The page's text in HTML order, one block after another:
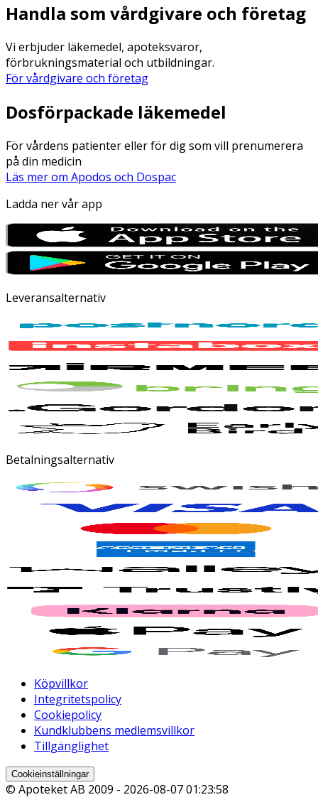
Handla som vårdgivare och företag
Vi erbjuder läkemedel, apoteksvaror,
förbrukningsmaterial och utbildningar.
För vårdgivare och företag
Dosförpackade läkemedel
För vårdens patienter eller för dig som vill prenumerera
på din medicin
Läs mer om Apodos och Dospac
Ladda ner vår app
Leveransalternativ
Betalningsalternativ
Köpvillkor
Integritetspolicy
Cookiepolicy
Kundklubbens medlemsvillkor
Tillgänglighet
Cookieinställningar
© Apoteket AB 2009 - 2026-08-07 01:23:58